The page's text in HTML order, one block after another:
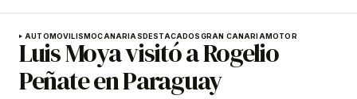
AUTOMOVILISMOCANARIASDESTACADOSGRAN CANARIAMOTOR
Luis Moya visitó a Rogelio
Peñate en Paraguay